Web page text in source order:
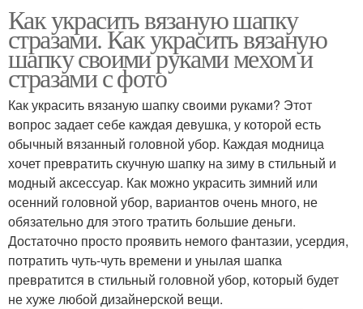
Как украсить вязаную шапку
стразами. Как украсить вязаную
шапку своими руками мехом и
стразами с фото
Как украсить вязаную шапку своими руками? Этот
вопрос задает себе каждая девушка, у которой есть
обычный вязанный головной убор. Каждая модница
хочет превратить скучную шапку на зиму в стильный и
модный аксессуар. Как можно украсить зимний или
осенний головной убор, вариантов очень много, не
обязательно для этого тратить большие деньги.
Достаточно просто проявить немого фантазии, усердия,
потратить чуть-чуть времени и унылая шапка
превратится в стильный головной убор, который будет
не хуже любой дизайнерской вещи.